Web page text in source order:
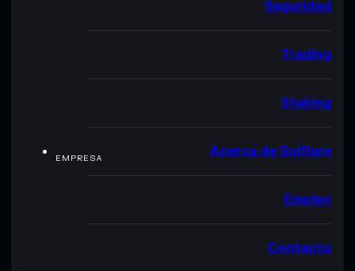
Seguridad
Trading
Staking
EMPRESA Acerca de Solflare
Empleo
Contacto